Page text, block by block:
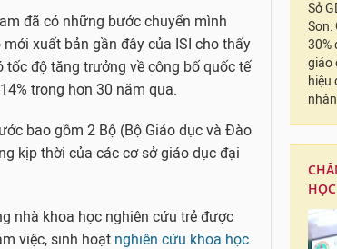
đã có những bước chuyển mình
xuất bản gần đây của ISI cho thấy
độ tăng trưởng về công bố quốc tế
trong hơn 30 năm qua.
bao gồm 2 Bộ (Bộ Giáo dục và Đào
kịp thời của các cơ sở giáo dục đại
nhà khoa học nghiên cứu trẻ được
việc, sinh hoạt nghiên cứu khoa học
Sở
Sơn:
30%
giáo
hiệu
HỌC